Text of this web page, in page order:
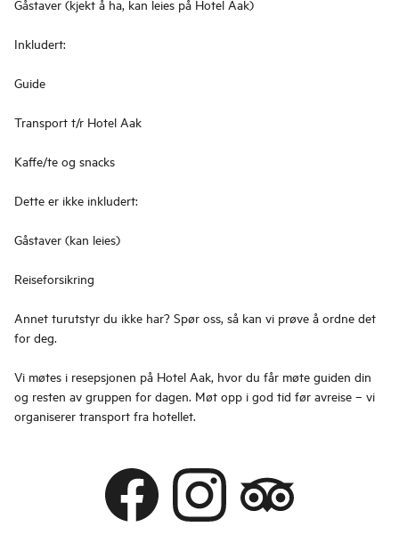
Gåstaver (kjekt å ha, kan leies på Hotel Aak)
Inkludert:
Guide
Transport t/r Hotel Aak
Kaffe/te og snacks
Dette er ikke inkludert:
Gåstaver (kan leies)
Reiseforsikring
Annet turutstyr du ikke har? Spør oss, så kan vi prøve å ordne det
for deg.
Vi møtes i resepsjonen på Hotel Aak, hvor du får møte guiden din
og resten av gruppen for dagen. Møt opp i god tid før avreise – vi
organiserer transport fra hotellet.